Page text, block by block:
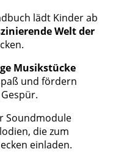
lädt Kinder ab
Welt der
Musikstücke
und fördern
Soundmodule
die zum
einladen.